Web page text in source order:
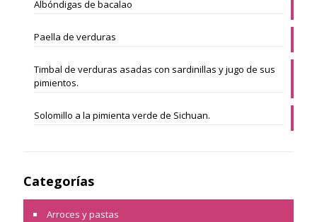
Albóndigas de bacalao
Paella de verduras
Timbal de verduras asadas con sardinillas y jugo de sus
pimientos.
Solomillo a la pimienta verde de Sichuan.
Categorías
Arroces y pastas